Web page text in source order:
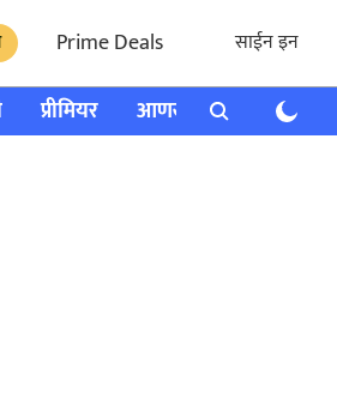
Prime Deals साईन इन
प्रीमियर आणखी राशी भविष्य